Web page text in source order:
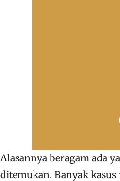
Alasannya beragam ada
ditemukan. Banyak